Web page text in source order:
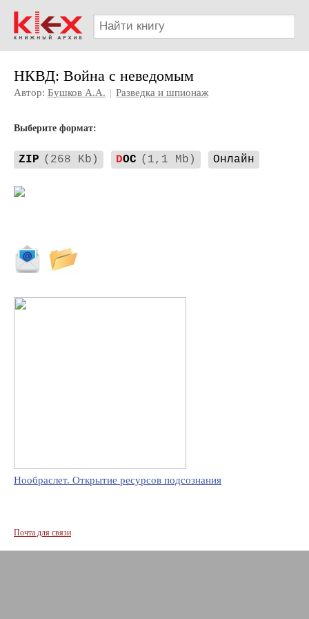
НКВД: Война с неведомым
Автор: Бушков А.А. | Разведка и шпионаж
Выберите формат:
ZIP (268 Kb) DOC (1,1 Mb) Онлайн
Нообраслет. Открытие ресурсов подсознания
Почта для связи